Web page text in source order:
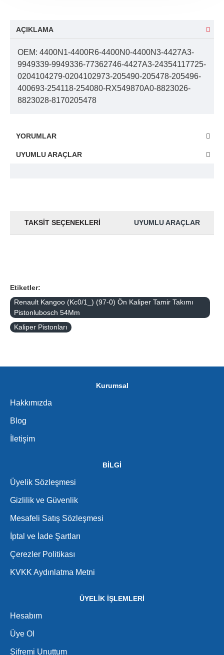
AÇIKLAMA
OEM: 4400N1-4400R6-4400N0-4400N3-4427A3-
9949339-9949336-77362746-4427A3-24354117725-
0204104279-0204102973-205490-205478-205496-
400693-254118-254080-RX549870A0-8823026-
8823028-8170205478
YORUMLAR
UYUMLU ARAÇLAR
TAKSIT SEÇENEKLERI UYUMLU ARAÇLAR
Etiketler:
Renault Kangoo (Kc0/1_) (97-0) Ön Kaliper Tamir Takımı
Pistonlubosch 54Mm
Kaliper Pistonları
Kurumsal
Hakkımızda
Blog
İletişim
BİLGİ
Üyelik Sözleşmesi
Gizlilik ve Güvenlik
Mesafeli Satış Sözleşmesi
İptal ve İade Şartları
Çerezler Politikası
KVKK Aydınlatma Metni
ÜYELİK İŞLEMLERİ
Hesabım
Üye Ol
Şifremi Unuttum